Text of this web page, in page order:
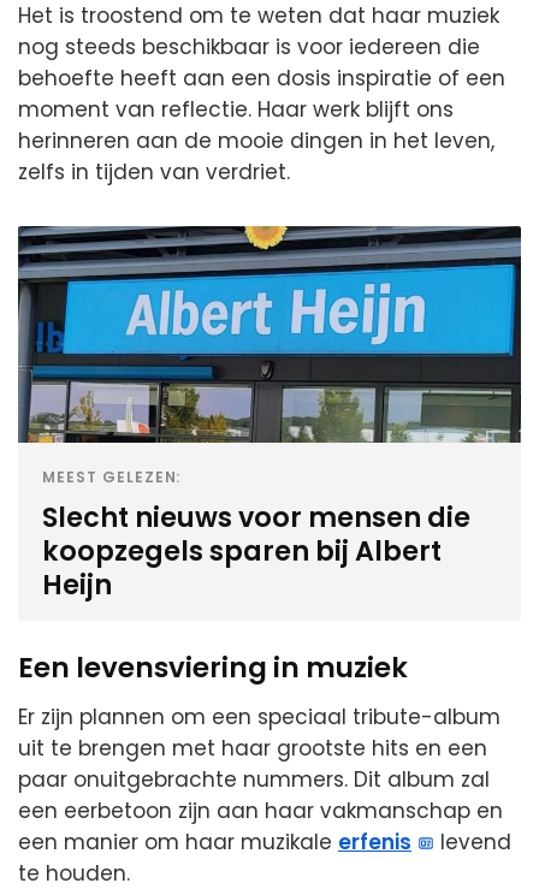
Het is troostend om te weten dat haar muziek
nog steeds beschikbaar is voor iedereen die
behoefte heeft aan een dosis inspiratie of een
moment van reflectie. Haar werk blijft ons
herinneren aan de mooie dingen in het leven,
zelfs in tijden van verdriet.
MEEST GELEZEN:
Slecht nieuws voor mensen die
koopzegels sparen bij Albert
Heijn
Een levensviering in muziek
Er zijn plannen om een speciaal tribute-album
uit te brengen met haar grootste hits en een
paar onuitgebrachte nummers. Dit album zal
een eerbetoon zijn aan haar vakmanschap en
een manier om haar muzikale erfenis
levend
te houden.